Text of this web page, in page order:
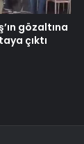
gözaltına
çıktı